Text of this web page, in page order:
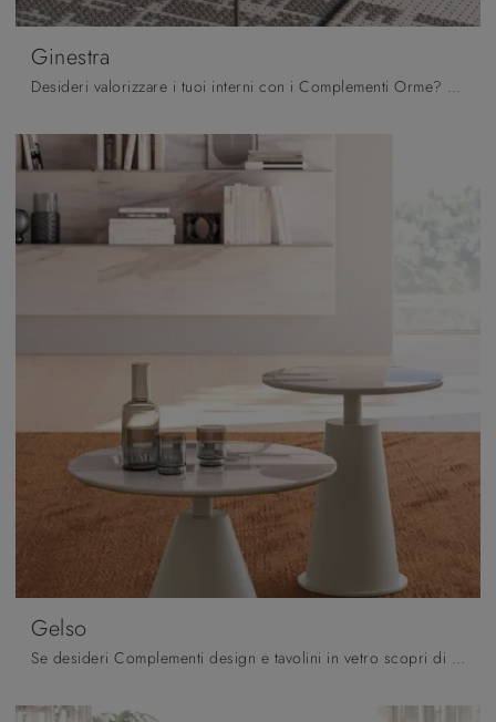
Ginestra
Desideri valorizzare i tuoi interni con i Complementi Orme? Ti presentiamo differenti modelli di tavolini in vetro come Ginestra.
Gelso
Se desideri Complementi design e tavolini in vetro scopri di più sul modello Gelso della marca Orme.